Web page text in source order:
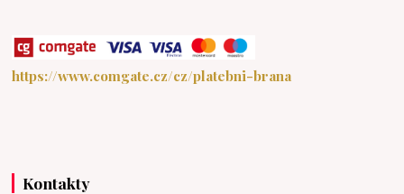
https://www.comgate.cz/cz/platebni-brana
Kontakty